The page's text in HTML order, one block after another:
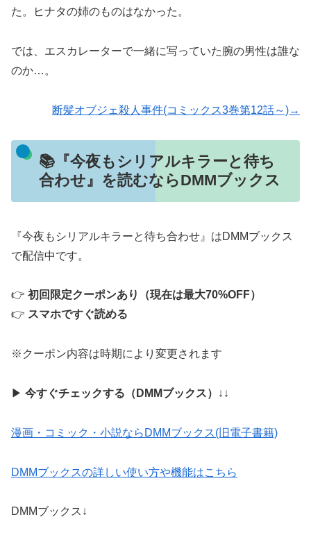
た。ヒナタの姉のものはなかった。
では、エスカレーターで一緒に写っていた腕の男性は誰な
のか…。
断髪オブジェ殺人事件(コミックス3巻第12話～)→
📚『今夜もシリアルキラーと待ち
合わせ』を読むならDMMブックス
『今夜もシリアルキラーと待ち合わせ』はDMMブックス
で配信中です。
👉 初回限定クーポンあり（現在は最大70%OFF）
👉 スマホですぐ読める
※クーポン内容は時期により変更されます
▶ 今すぐチェックする（DMMブックス） ↓↓
漫画・コミック・小説ならDMMブックス(旧電子書籍)
DMMブックスの詳しい使い方や機能はこちら
DMMブックス↓